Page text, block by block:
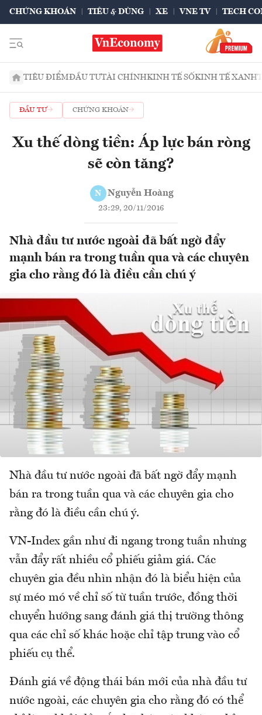
CHỨNG KHOÁN TIÊU & DÙNG XE VNE TV TECH
TIÊU ĐIỂMĐẦU TƯTÀI CHÍNHKINH TẾ SỐKINH TẾ XANH
ĐẦU TƯ CHỨNG KHOÁN
Xu thế dòng tiền: Áp lực bán ròng
sẽ còn tăng?
N Nguyễn Hoàng
23:29, 20/11/2016
Nhà đầu tư nước ngoài đã bất ngờ đẩy
mạnh bán ra trong tuần qua và các chuyên
gia cho rằng đó là điều cần chú ý
Nhà đầu tư nước ngoài đã bất ngờ đẩy mạnh
bán ra trong tuần qua và các chuyên gia cho
rằng đó là điều cần chú ý.
VN-Index gần như đi ngang trong tuần nhưng
vẫn đẩy rất nhiều cổ phiếu giảm giá. Các
chuyên gia đều nhìn nhận đó là biểu hiện của
sự méo mó về chỉ số từ tuần trước, đồng thời
chuyển hướng sang đánh giá thị trường thông
qua các chỉ số khác hoặc chỉ tập trung vào cổ
phiếu cụ thể.
Đánh giá về động thái bán mới của nhà đầu tư
nước ngoài, các chuyên gia cho rằng đó có thể